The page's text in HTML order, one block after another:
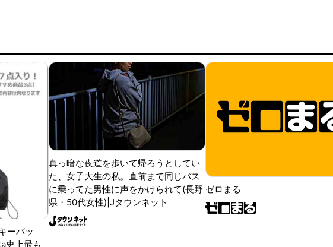
ーバッ
史上最も
真っ暗な夜道を歩いて帰ろうとしてい
た、女子大生の私。直前まで同じバス
に乗ってた男性に声をかけられて(長野
県・50代女性)|Jタウンネット
ゼロまる